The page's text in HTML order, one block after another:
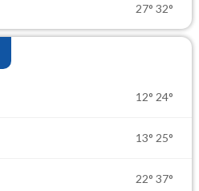
27° 32°
12° 24°
13° 25°
22° 37°